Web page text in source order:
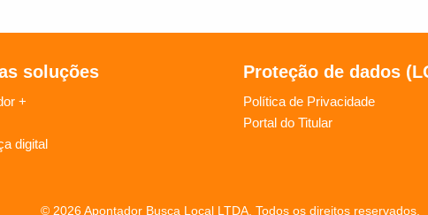
soluções
+
digital
Proteção de dados
Política de Privacidade
Portal do Titular
© 2026 Apontador Busca Local LTDA. Todos os direitos reservados.